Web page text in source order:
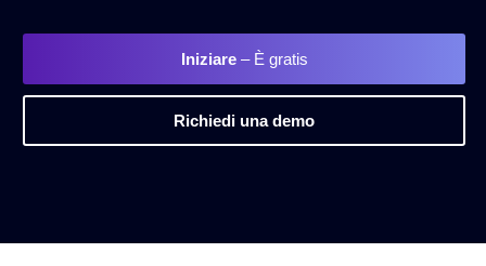
Iniziare– È gratis
Richiedi una demo